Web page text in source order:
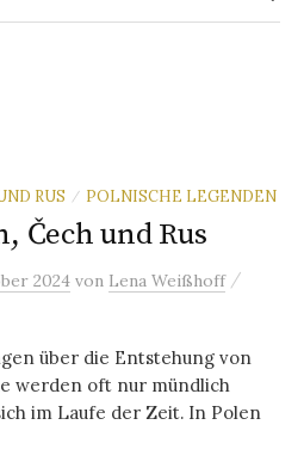
RUS / POLNISCHE LEGENDEN
Čech und Rus
2024 von Lena Weißhoff /
über die Entstehung von
werden oft nur mündlich
im Laufe der Zeit. In Polen